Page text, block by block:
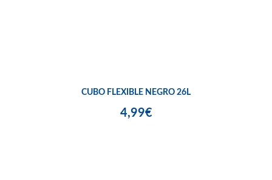
CUBO FLEXIBLE NEGRO 26L
4,99€